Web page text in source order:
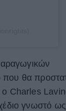
θα
ο Charles
γνωστό ως